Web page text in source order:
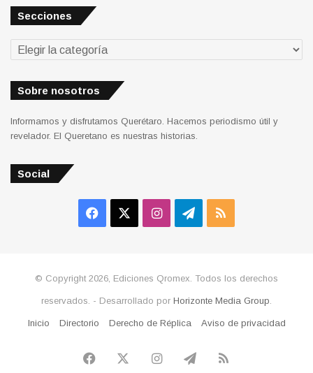
Secciones
Secciones
Sobre nosotros
Informamos y disfrutamos Querétaro. Hacemos periodismo útil y
revelador. El Queretano es nuestras historias.
Social
Facebook InstagramTelegram
RSS
© Copyright 2026, Ediciones Qromex. Todos los derechos
reservados. - Desarrollado por Horizonte Media Group
Inicio Directorio Derecho de Réplica Aviso de privacidad
Facebook InstagramTelegram
RSS